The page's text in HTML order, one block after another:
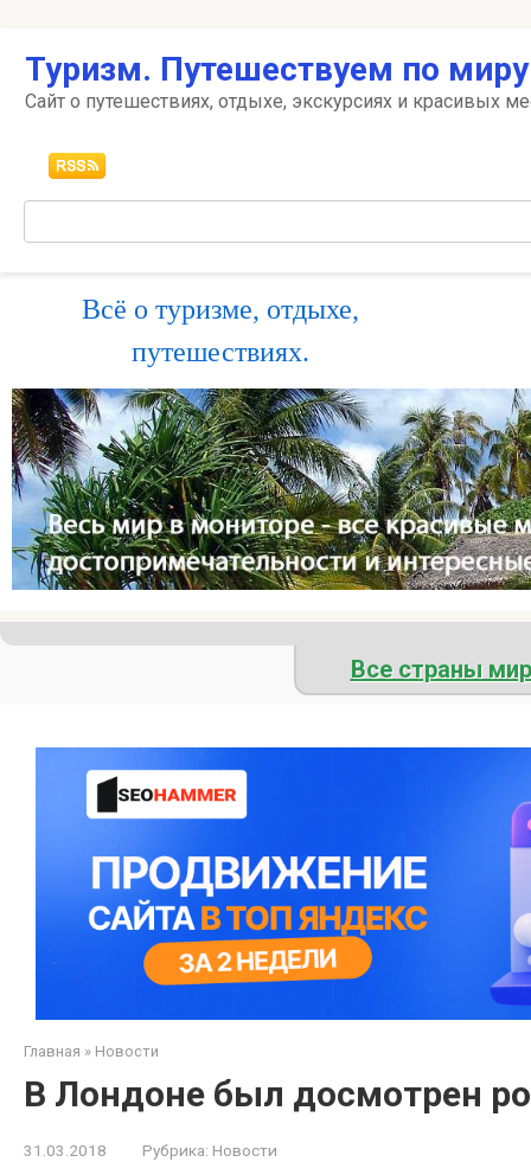
контенту
Туризм. Путешествуем по
Сайт о путешествиях, отдыхе, экскурсиях и красивых
Всё о туризме, отдыхе,
путешествиях.
Все страны
Главная » Новости
В Лондоне был досмотрен
31.03.2018 Рубрика: Новости